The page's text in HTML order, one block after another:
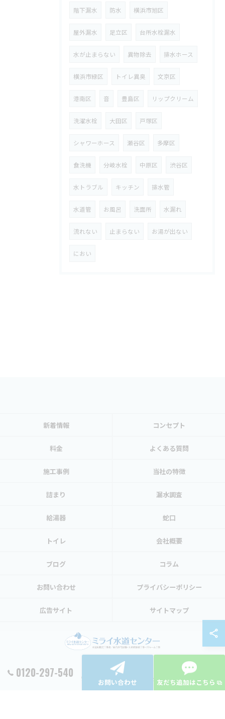
階下漏水 防水 横浜市旭区
屋外漏水 足立区 台所水栓漏水
水が止まらない 異物除去 排水ホース
横浜市緑区 トイレ異臭 文京区
港南区 音 豊島区 リップクリーム
洗濯水栓 大田区 戸塚区
シャワーホース 瀬谷区 多摩区
食洗機 分岐水栓 中原区 渋谷区
水トラブル キッチン 排水管
水道管 お風呂 洗面所 水漏れ
流れない 止まらない お湯が出ない
におい
0120-297-540
お問い合わせ 友だち追加はこちら
新着情報 コンセプト
料金 よくある質問
施工事例 当社の特徴
詰まり 漏水調査
給湯器 蛇口
トイレ 会社概要
ブログ コラム
お問い合わせ プライバシーポリシー
広告サイト サイトマップ
© 2026 東京都渋谷区の水トラブルならミライ水道センター ALL RIGHTS RESERVED.